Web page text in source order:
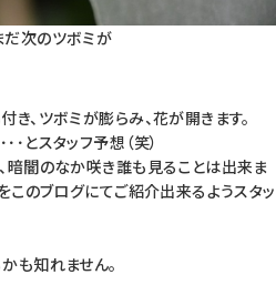
次のツボミが
、ツボミが膨らみ、花が開きます。
とスタッフ予想（笑）
暗闇のなか咲き誰も見ることは出来ま
のブログにてご紹介出来るようスタッ
も知れません。